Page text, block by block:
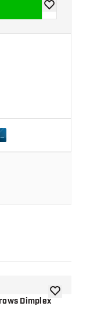
aggiungi
desideriDimplexaggiungi